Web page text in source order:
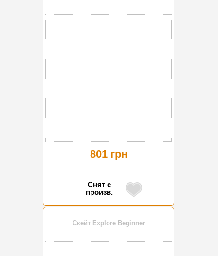
801 грн
Снят с
произв.
Скейт Explore Beginner